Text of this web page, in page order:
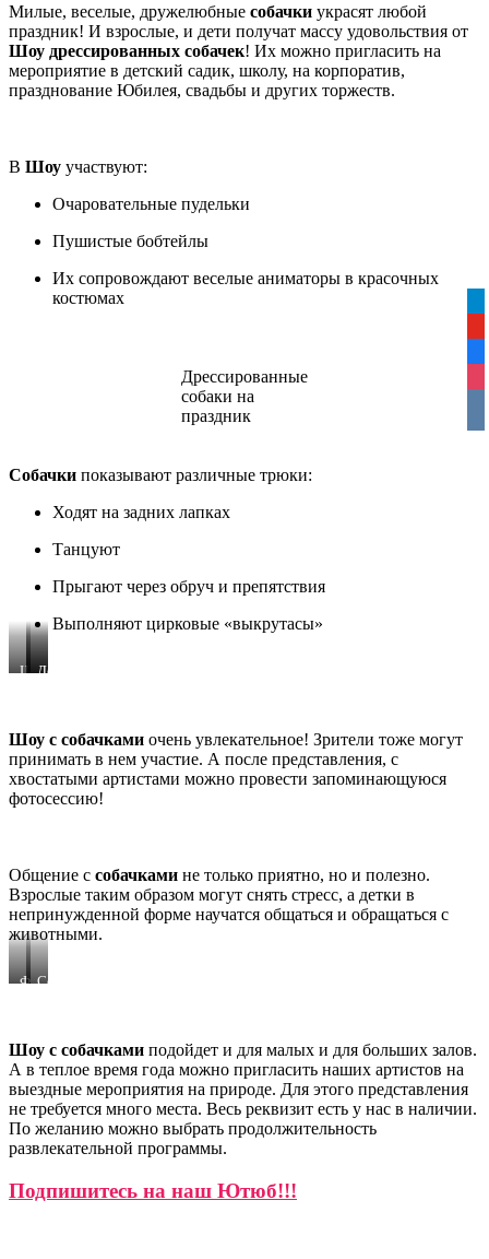
Милые, веселые, дружелюбные собачки украсят любой
праздник! И взрослые, и дети получат массу удовольствия от
Шоу дрессированных собачек! Их можно пригласить на
мероприятие в детский садик, школу, на корпоратив,
празднование Юбилея, свадьбы и других торжеств.
В Шоу участвуют:
Очаровательные пудельки
Пушистые бобтейлы
Их сопровождают веселые аниматоры в красочных
костюмах
Дрессированные
собаки на
праздник
Собачки показывают различные трюки:
Ходят на задних лапках
Танцуют
Прыгают через обруч и препятствия
Выполняют цирковые «выкрутасы»
ШоуДрессированные
Дог-
Шоу с собачками очень увлекательное! Зрители тоже могут
принимать в нем участие. А после представления, с
хвостатыми артистами можно провести запоминающуюся
фотосессию!
Общение с собачками не только приятно, но и полезно.
Взрослые таким образом могут снять стресс, а детки в
непринужденной форме научатся общаться и обращаться с
животными.
Фотосессия
Собаки
Шоу с собачками подойдет и для малых и для больших залов.
А в теплое время года можно пригласить наших артистов на
выездные мероприятия на природе. Для этого представления
не требуется много места. Весь реквизит есть у нас в наличии.
По желанию можно выбрать продолжительность
развлекательной программы.
Подпишитесь на наш Ютюб!!!